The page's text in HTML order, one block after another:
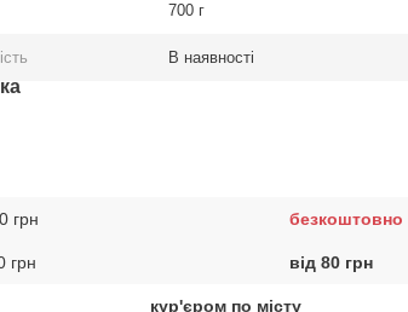
700 г
В наявності
грн безкоштовно
грн від 80 грн
кур'єром по місту